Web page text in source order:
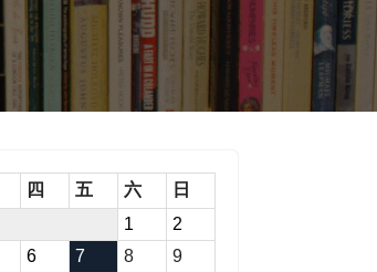
四 五 六
日
1
2
6 7 8
9